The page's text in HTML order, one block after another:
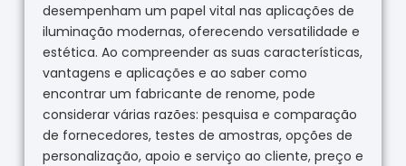
desempenham um papel vital nas aplicações de
iluminação modernas, oferecendo versatilidade e
estética. Ao compreender as suas características,
vantagens e aplicações e ao saber como
encontrar um fabricante de renome, pode
considerar várias razões: pesquisa e comparação
de fornecedores, testes de amostras, opções de
personalização, apoio e serviço ao cliente, preço e